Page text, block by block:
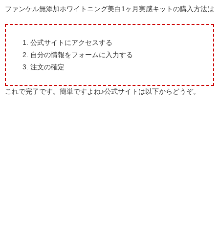
ファンケル無添加ホワイトニング美白1ヶ月実感キットの購入方法は
公式サイトにアクセスする
自分の情報をフォームに入力する
注文の確定
これで完了です。簡単ですよね♪公式サイトは以下からどうぞ。